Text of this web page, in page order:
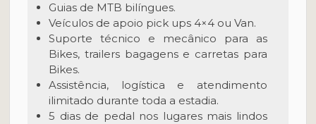
Guias de MTB bilíngues.
Veículos de apoio pick ups 4×4 ou Van.
Suporte técnico e mecânico para as
Bikes, trailers bagagens e carretas para
Bikes.
Assistência, logística e atendimento
ilimitado durante toda a estadia.
5 dias de pedal nos lugares mais lindos